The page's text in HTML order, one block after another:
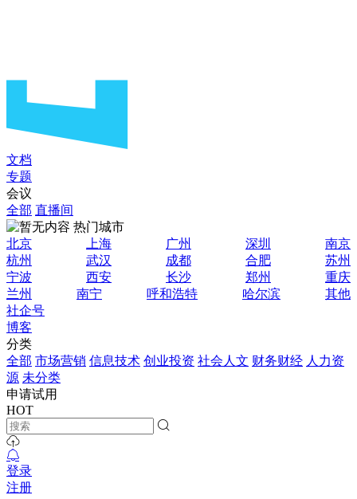
文档
专题
会议
全部 直播间
热门城市
北京
上海 广州 深圳
南京
杭州
武汉 成都 合肥
苏州
宁波
西安 长沙 郑州
重庆
兰州
南宁 呼和浩特 哈尔滨
其他
社企号
博客
分类
全部 市场营销 信息技术 创业投资 社会人文 财务财经 人力资
源 未分类
申请试用
HOT
登录
注册